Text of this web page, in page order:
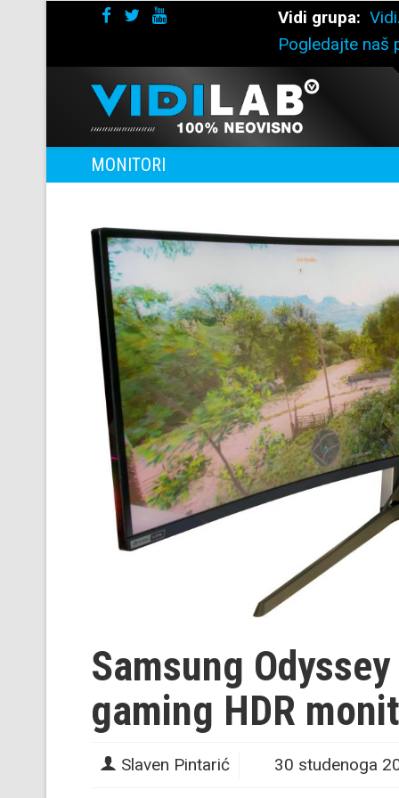
Vidi grupa:
Pogledajte naš
MONITORI
Samsung
gaming HDR
Slaven Pintarić 30 studenoga